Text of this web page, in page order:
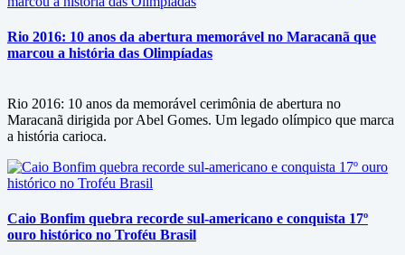
Rio 2016: 10 anos da abertura memorável no Maracanã que
marcou a história das Olimpíadas
Rio 2016: 10 anos da memorável cerimônia de abertura no
Maracanã dirigida por Abel Gomes. Um legado olímpico que marca
a história carioca.
Caio Bonfim quebra recorde sul-americano e conquista 17º
ouro histórico no Troféu Brasil